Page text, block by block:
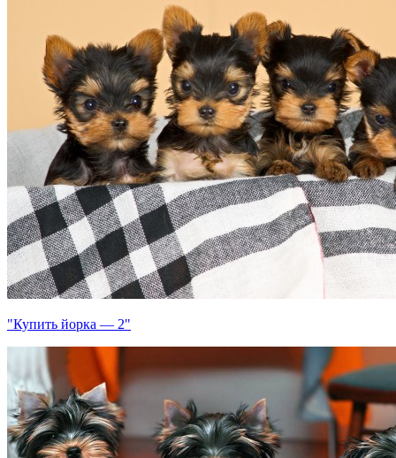
"Купить йорка — 2"